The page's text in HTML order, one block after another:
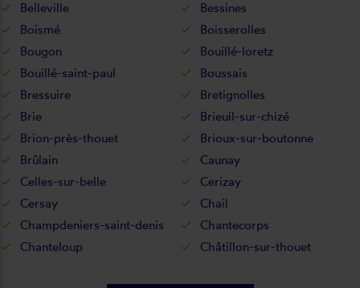
Belleville
Bessines
Boismé
Boisserolles
Bougon
Bouillé-loretz
Bouillé-saint-paul
Boussais
Bressuire
Bretignolles
Brie
Brieuil-sur-chizé
Brion-près-thouet
Brioux-sur-boutonne
Brûlain
Caunay
Celles-sur-belle
Cerizay
Cersay
Chail
Champdeniers-saint-denis
Chantecorps
Chanteloup
Châtillon-sur-thouet